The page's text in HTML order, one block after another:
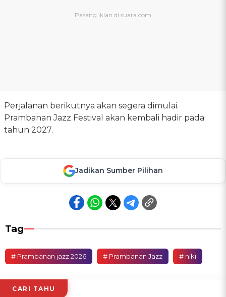
Perjalanan berikutnya akan segera dimulai.
Prambanan Jazz Festival akan kembali hadir pada
tahun 2027.
Jadikan Sumber Pilihan
Tag
# Prambanan jazz 2026 # Prambanan Jazz # niki
CARI TAHU